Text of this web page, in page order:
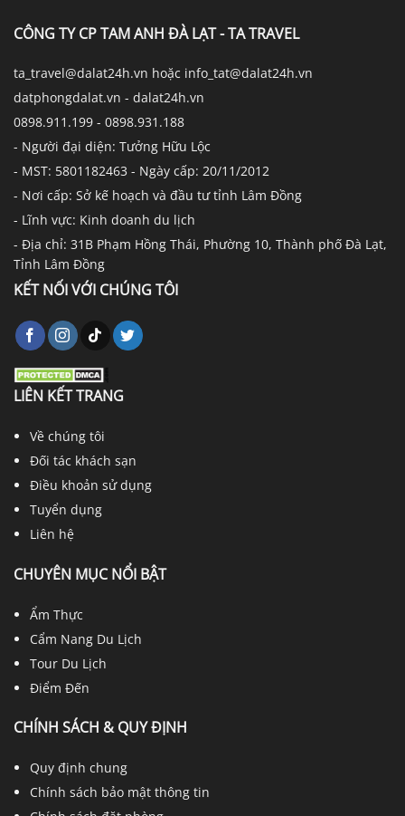
CÔNG TY CP TAM ANH ĐÀ LẠT - TA TRAVEL
ta_travel@dalat24h.vn hoặc info_tat@dalat24h.vn
datphongdalat.vn - dalat24h.vn
0898.911.199 - 0898.931.188
- Người đại diện: Tưởng Hữu Lộc
- MST: 5801182463 - Ngày cấp: 20/11/2012
- Nơi cấp: Sở kế hoạch và đầu tư tỉnh Lâm Đồng
- Lĩnh vực: Kinh doanh du lịch
- Địa chỉ: 31B Phạm Hồng Thái, Phường 10, Thành phố Đà Lạt,
Tỉnh Lâm Đồng
KẾT NỐI VỚI CHÚNG TÔI
LIÊN KẾT TRANG
Về chúng tôi
Đối tác khách sạn
Điều khoản sử dụng
Tuyển dụng
Liên hệ
CHUYÊN MỤC NỔI BẬT
Ẩm Thực
Cẩm Nang Du Lịch
Tour Du Lịch
Điểm Đến
CHÍNH SÁCH & QUY ĐỊNH
Quy định chung
Chính sách bảo mật thông tin